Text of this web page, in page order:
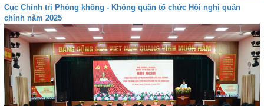
Cục Chính trị Phòng không - Không quân tổ chức Hội nghị quân
chính năm 2025